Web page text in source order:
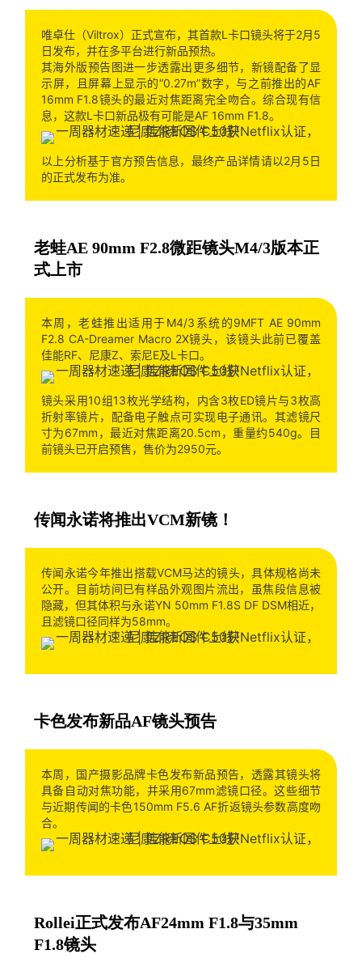
唯卓仕（Viltrox）正式宣布，其首款L卡口镜头将于2月5
日发布，并在多平台进行新品预热。
其海外版预告图进一步透露出更多细节，新镜配备了显
示屏，且屏幕上显示的“0.27m”数字，与之前推出的AF
16mm F1.8镜头的最近对焦距离完全吻合。综合现有信
息，这款L卡口新品极有可能是AF 16mm F1.8。
以上分析基于官方预告信息，最终产品详情请以2月5日
的正式发布为准。
老蛙AE 90mm F2.8微距镜头M4/3版本正
式上市
本周，老蛙推出适用于M4/3系统的9MFT AE 90mm
F2.8 CA-Dreamer Macro 2X镜头，该镜头此前已覆盖
佳能RF、尼康Z、索尼E及L卡口。
镜头采用10组13枚光学结构，内含3枚ED镜片与3枚高
折射率镜片，配备电子触点可实现电子通讯。其滤镜尺
寸为67mm，最近对焦距离20.5cm，重量约540g。目
前镜头已开启预售，售价为2950元。
传闻永诺将推出VCM新镜！
传闻永诺今年推出搭载VCM马达的镜头，具体规格尚未
公开。目前坊间已有样品外观图片流出，虽焦段信息被
隐藏，但其体积与永诺YN 50mm F1.8S DF DSM相近，
且滤镜口径同样为58mm。
卡色发布新品AF镜头预告
本周，国产摄影品牌卡色发布新品预告，透露其镜头将
具备自动对焦功能，并采用67mm滤镜口径。这些细节
与近期传闻的卡色150mm F5.6 AF折返镜头参数高度吻
合。
Rollei正式发布AF24mm F1.8与35mm
F1.8镜头